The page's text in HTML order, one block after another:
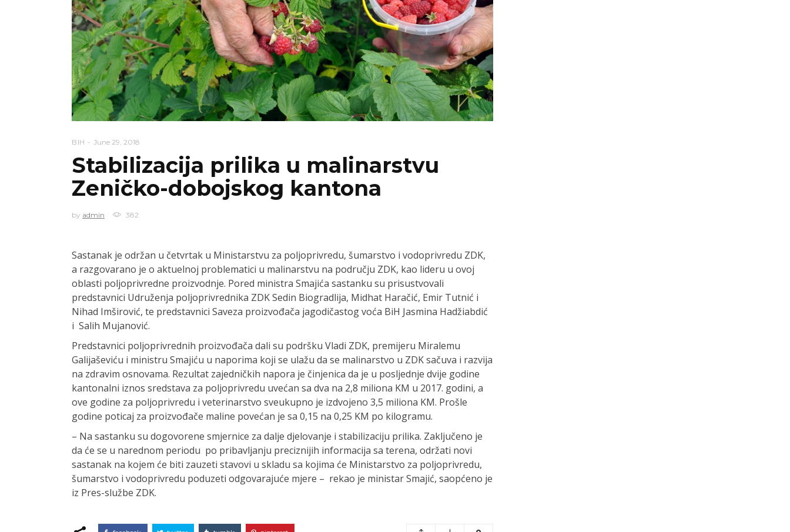
BIH June 29, 2018
Stabilizacija prilika u malinarstvu
Zeničko-dobojskog kantona
by admin 382
Sastanak je održan u četvrtak u Ministarstvu za poljoprivredu, šumarstvo i vodoprivredu ZDK,
a razgovarano je o aktuelnoj problematici u malinarstvu na području ZDK, kao lideru u ovoj
oblasti poljoprivredne proizvodnje. Pored ministra Smajića sastanku su prisustvovali
predstavnici Udruženja poljoprivrednika ZDK Sedin Biogradlija, Midhat Haračić, Emir Tutnić i
Nihad Imširović, te predstavnici Saveza proizvođača jagodičastog voća BiH Jasmina Hadžiabdić
i Salih Mujanović.
Predstavnici poljoprivrednih proizvođača dali su podršku Vladi ZDK, premijeru Miralemu
Galijaševiću i ministru Smajiću u naporima koji se ulažu da se malinarstvo u ZDK sačuva i razvija
na zdravim osnovama. Rezultat zajedničkih napora je činjenica da je u posljednje dvije godine
kantonalni iznos sredstava za poljoprivredu uvećan sa dva na 2,8 miliona KM u 2017. godini, a
ove godine za poljoprivredu i veterinarstvo sveukupno je izdvojeno 3,5 miliona KM. Prošle
godine poticaj za proizvođače maline povećan je sa 0,15 na 0,25 KM po kilogramu.
– Na sastanku su dogovorene smjernice za dalje djelovanje i stabilizaciju prilika. Zaključeno je
da će se u narednom periodu po pribavljanju preciznijih informacija sa terena, održati novi
sastanak na kojem će biti zauzeti stavovi u skladu sa kojima će Ministarstvo za poljoprivredu,
šumarstvo i vodoprivredu poduzeti odgovarajuće mjere – rekao je ministar Smajić, saopćeno je
iz Pres-službe ZDK.